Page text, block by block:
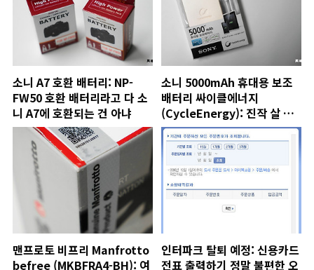
소니 A7 호환 배터리: NP-
FW50 호환 배터리라고 다 소
니 A7에 호환되는 건 아냐
소니 5000mAh 휴대용 보조
배터리 싸이클에너지
(CycleEnergy): 진작 살 걸
그랬다
맨프로토 비프리 Manfrotto
befree (MKBFRA4-BH): 여
인터파크 탈퇴 예정: 신용카드
전표 출력하기 정말 불편한 오